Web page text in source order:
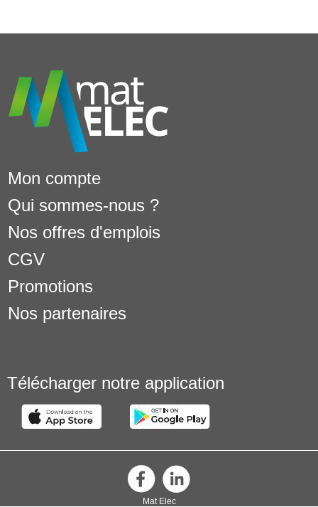
Mon compte
Qui sommes-nous ?
Nos offres d'emplois
CGV
Promotions
Nos partenaires
Télécharger notre application
Mat Elec